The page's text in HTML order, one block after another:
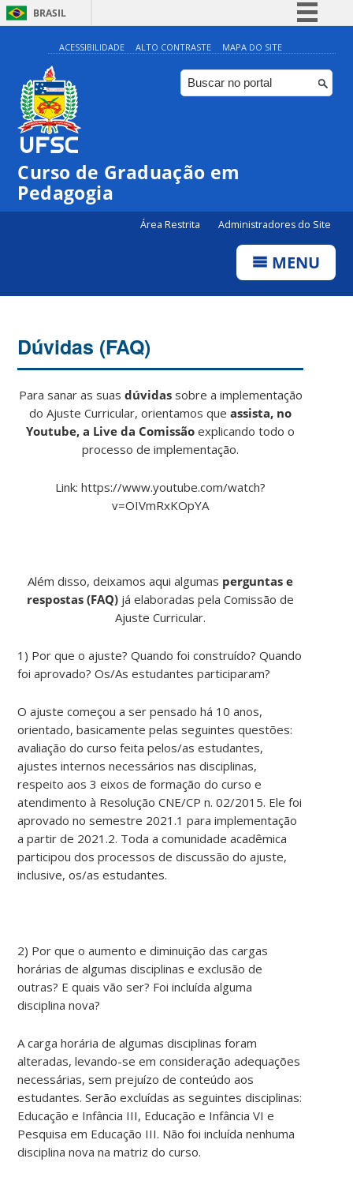
BRASIL
Simplifique!
Comunica BR
Participe
Canais
ACESSIBILIDADE ALTO CONTRASTE MAPA DO SITE
Curso de Graduação em
Pedagogia
Área Restrita Administradores do Site
MENU
Dúvidas (FAQ)
Para sanar as suas dúvidassobre a implementação
do Ajuste Curricular, orientamos queassista, no
Youtube, a Live da Comissão explicando todo o
processo de implementação.
Link: https://www.youtube.com/watch?
v=OIVmRxKOpYA
Além disso, deixamos aqui algumas perguntas e
respostas (FAQ) já elaboradas pela Comissão de
Ajuste Curricular.
1) Por que o ajuste? Quando foi construído? Quando
foi aprovado? Os/As estudantes participaram?
O ajuste começou a ser pensado há 10 anos,
orientado, basicamente pelas seguintes questões:
avaliação do curso feita pelos/as estudantes,
ajustes internos necessários nas disciplinas,
respeito aos 3 eixos de formação do curso e
atendimento à Resolução CNE/CP n. 02/2015. Ele foi
aprovado no semestre 2021.1 para implementação
a partir de 2021.2. Toda a comunidade acadêmica
participou dos processos de discussão do ajuste,
inclusive, os/as estudantes.
2) Por que o aumento e diminuição das cargas
horárias de algumas disciplinas e exclusão de
outras? E quais vão ser? Foi incluída alguma
disciplina nova?
A carga horária de algumas disciplinas foram
alteradas, levando-se em consideração adequações
necessárias, sem prejuízo de conteúdo aos
estudantes. Serão excluídas as seguintes disciplinas:
Educação e Infância III, Educação e Infância VI e
Pesquisa em Educação III. Não foi incluída nenhuma
disciplina nova na matriz do curso.